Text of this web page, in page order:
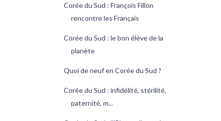
Corée du Sud : François Fillon
rencontre les Français
Corée du Sud : le bon élève de la
planète
Quoi de neuf en Corée du Sud ?
Corée du Sud : infidélité, stérilité,
paternité, m...